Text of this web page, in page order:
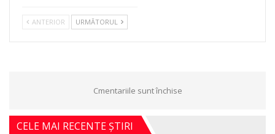
ANTERIOR URMĂTORUL
Cmentariile sunt închise
CELE MAI RECENTE ȘTIRI